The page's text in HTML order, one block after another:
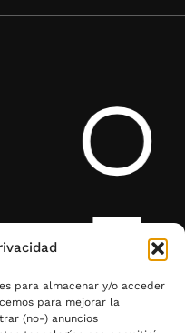
para almacenar y/o acceder
para mejorar la
(no-) anuncios